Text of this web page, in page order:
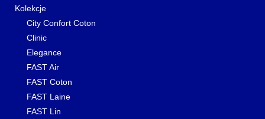
Kolekcje
City Confort Coton
Clinic
Elegance
FAST Air
FAST Coton
FAST Laine
FAST Lin